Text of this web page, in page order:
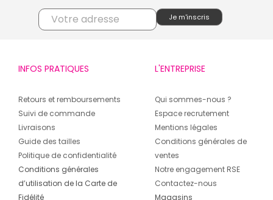
INFOS PRATIQUES
Retours et remboursements
Suivi de commande
Livraisons
Guide des tailles
Politique de confidentialité
Conditions générales
d’utilisation de la Carte de
Fidélité
L'ENTREPRISE
Qui sommes-nous ?
Espace recrutement
Mentions légales
Conditions générales de
ventes
Notre engagement RSE
Contactez-nous
Magasins